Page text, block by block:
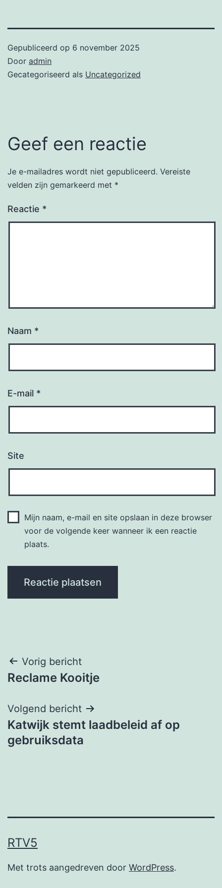
Gepubliceerd op 6 november 2025
Door admin
Gecategoriseerd als Uncategorized
Geef een reactie
Je e-mailadres wordt niet gepubliceerd. Vereiste
velden zijn gemarkeerd met *
Reactie *
Naam *
E-mail *
Site
Mijn naam, e-mail en site opslaan in deze browser
voor de volgende keer wanneer ik een reactie
plaats.
Bericht
navigatie
Vorig bericht
Reclame Kooitje
Volgend bericht
Katwijk stemt laadbeleid af op
gebruiksdata
RTV5
Met trots aangedreven door WordPress.